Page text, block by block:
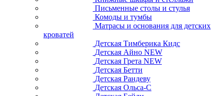
Письменные столы и стулья
Комоды и тумбы
Матрасы и основания для детских
кроватей
Детская Тимберика Кидс
Детская Айно NEW
Детская Грета NEW
Детская Бетти
Детская Рандеву
Детская Ольса-С